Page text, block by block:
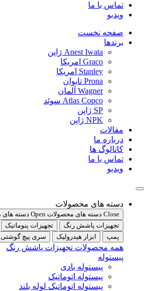
تماس با ما
ویدیو
صفحه نخست
برندها
Anest Iwata ژاپن
Graco امریکا
Stanley امریکا
Prona تایوان
Wagner آلمان
Atlas Copco سوئد
SP ژاپن
NPK ژاپن
مقالات
درباره ما
کاتالوگ ها
تماس با ما
ویدیو
دسته های محصولات
Close دسته های محصولات
Open دسته های محصولات
تجهیزات پاشش رنگ
تجهیزات پنوماتیک
پمپ
ابزار هیدرولیک سری پیچ گوشتی
همه محصولات تجهیزات پاشش رنگ
پیستوله
پیستوله بادی
پیستوله اتوماتیک
پیستوله اتوماتیک لوله بلند